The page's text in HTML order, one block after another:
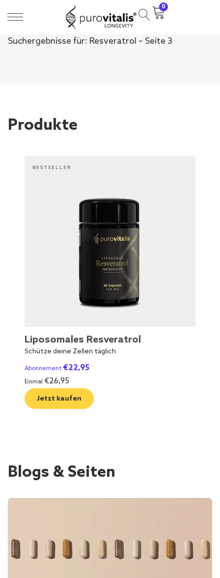
0
Suchergebnisse für: Resveratrol – Seite 3
Produkte
BESTSELLER
Liposomales Resveratrol
Schütze deine Zellen täglich
Abonnement €22,95
Einmal €26,95
Jetzt kaufen
Blogs & Seiten